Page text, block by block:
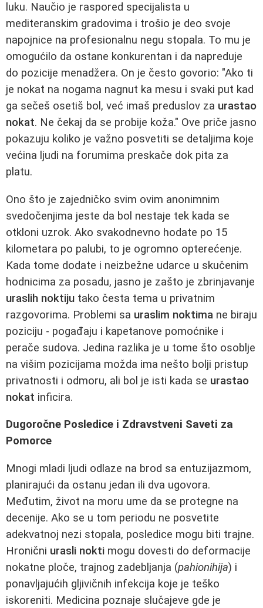
luku. Naučio je raspored specijalista u
mediteranskim gradovima i trošio je deo svoje
napojnice na profesionalnu negu stopala. To mu je
omogućilo da ostane konkurentan i da napreduje
do pozicije menadžera. On je često govorio: "Ako ti
je nokat na nogama nagnut ka mesu i svaki put kad
ga sečeš osetiš bol, već imaš preduslov za urastao
nokat. Ne čekaj da se probije koža." Ove priče jasno
pokazuju koliko je važno posvetiti se detaljima koje
većina ljudi na forumima preskače dok pita za
platu.
Ono što je zajedničko svim ovim anonimnim
svedočenjima jeste da bol nestaje tek kada se
otkloni uzrok. Ako svakodnevno hodate po 15
kilometara po palubi, to je ogromno opterećenje.
Kada tome dodate i neizbežne udarce u skučenim
hodnicima za posadu, jasno je zašto je zbrinjavanje
uraslih noktiju tako česta tema u privatnim
razgovorima. Problemi sa uraslim noktima ne biraju
poziciju - pogađaju i kapetanove pomoćnike i
perače sudova. Jedina razlika je u tome što osoblje
na višim pozicijama možda ima nešto bolji pristup
privatnosti i odmoru, ali bol je isti kada se urastao
nokat inficira.
Dugoročne Posledice i Zdravstveni Saveti za
Pomorce
Mnogi mladi ljudi odlaze na brod sa entuzijazmom,
planirajući da ostanu jedan ili dva ugovora.
Međutim, život na moru ume da se protegne na
decenije. Ako se u tom periodu ne posvetite
adekvatnoj nezi stopala, posledice mogu biti trajne.
Hronični urasli nokti mogu dovesti do deformacije
nokatne ploče, trajnog zadebljanja (pahionihija) i
ponavljajućih gljivičnih infekcija koje je teško
iskoreniti. Medicina poznaje slučajeve gde je